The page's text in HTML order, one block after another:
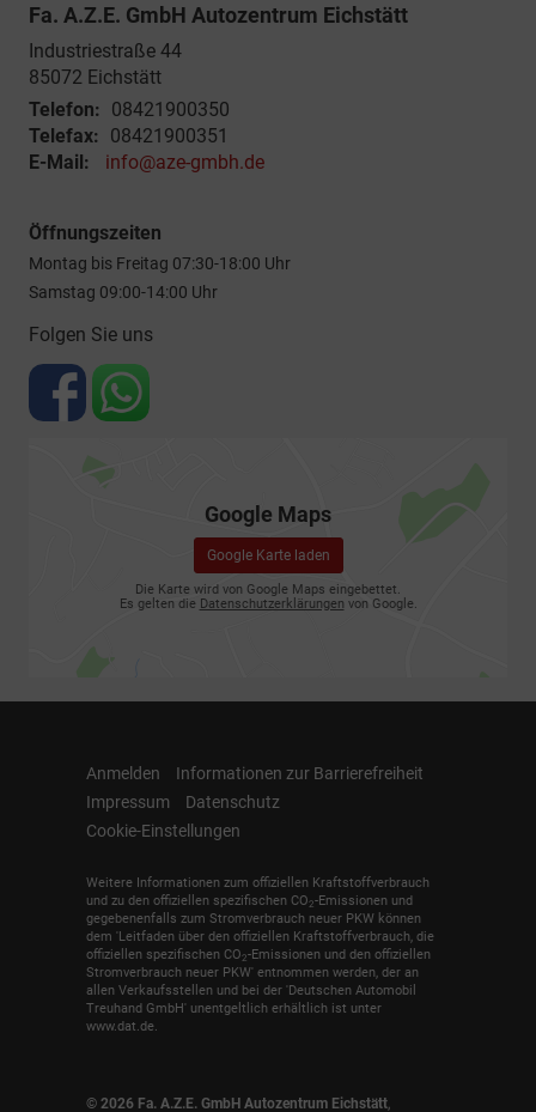
Fa. A.Z.E. GmbH Autozentrum Eichstätt
Industriestraße 44
85072 Eichstätt
Telefon: 08421900350
Telefax: 08421900351
E-Mail:
info@aze-gmbh.de
Öffnungszeiten
Montag bis Freitag 07:30-18:00 Uhr
Samstag 09:00-14:00 Uhr
Folgen Sie uns
Google Maps
Google Karte laden
Die Karte wird von Google Maps eingebettet.
Es gelten die Datenschutzerklärungen von Google.
Anmelden
Informationen zur Barrierefreiheit
Impressum
Datenschutz
Cookie-Einstellungen
Weitere Informationen zum offiziellen Kraftstoffverbrauch
und zu den offiziellen spezifischen CO2-Emissionen und
gegebenenfalls zum Stromverbrauch neuer PKW können
dem 'Leitfaden über den offiziellen Kraftstoffverbrauch, die
offiziellen spezifischen CO2-Emissionen und den offiziellen
Stromverbrauch neuer PKW' entnommen werden, der an
allen Verkaufsstellen und bei der 'Deutschen Automobil
Treuhand GmbH' unentgeltlich erhältlich ist unter
www.dat.de.
© 2026 Fa. A.Z.E. GmbH Autozentrum Eichstätt